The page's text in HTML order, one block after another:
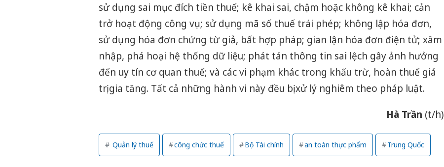
sử dụng sai mục đích tiền thuế; kê khai sai, chậm hoặc không kê khai; cản
trở hoạt động công vụ; sử dụng mã số thuế trái phép; không lập hóa đơn,
sử dụng hóa đơn chứng từ giả, bất hợp pháp; gian lận hóa đơn điện tử; xâm
nhập, phá hoại hệ thống dữ liệu; phát tán thông tin sai lệch gây ảnh hưởng
đến uy tín cơ quan thuế; và các vi phạm khác trong khấu trừ, hoàn thuế giá
trị gia tăng. Tất cả những hành vi này đều bị xử lý nghiêm theo pháp luật.
Hà Trần (t/h)
Quản lý thuế công chức thuế Bộ Tài chính an toàn thực phẩm Trung Quốc